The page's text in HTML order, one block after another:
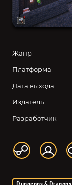
Жанр
Платформа
Дата выхода
Издатель
Разработчик